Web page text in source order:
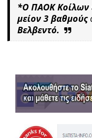
*Ο ΠΑΟΚ Κοίλων
μείον 3 βαθμούς
Βελβεντό.